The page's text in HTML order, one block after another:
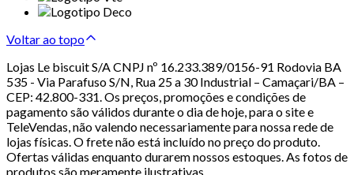
Voltar ao topo
Lojas Le biscuit S/A CNPJ nº 16.233.389/0156-91 Rodovia BA
535 - Via Parafuso S/N, Rua 25 a 30 Industrial – Camaçari/BA –
CEP: 42.800-331. Os preços, promoções e condições de
pagamento são válidos durante o dia de hoje, para o site e
TeleVendas, não valendo necessariamente para nossa rede de
lojas físicas. O frete não está incluído no preço do produto.
Ofertas válidas enquanto durarem nossos estoques. As fotos de
produtos são meramente ilustrativas.